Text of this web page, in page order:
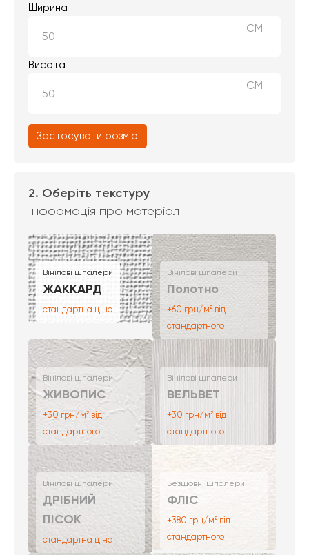
Ширина
СМ
Висота
СМ
Застосувати розмір
2. Оберіть текстуру
Інформація про матеріал
Вінілові шпалери
ЖАККАРД
стандартна ціна
Вінілові шпалери
Полотно
+60 грн/м² від
стандартного
Вінілові шпалери
ЖИВОПИС
+30 грн/м² від
стандартного
Вінілові шпалери
ВЕЛЬВЕТ
+30 грн/м² від
стандартного
Вінілові шпалери
ДРІБНИЙ
ПІСОК
стандартна ціна
Безшовні шпалери
ФЛІС
+380 грн/м² від
стандартного